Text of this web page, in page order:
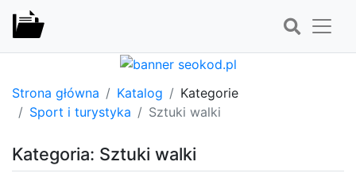
Strona główna Katalog
Kategorie
Sport i turystyka
Sztuki walki
Kategoria: Sztuki walki